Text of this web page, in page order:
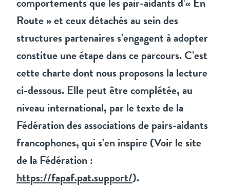
Route » et ceux détachés au sein des
structures partenaires s’engagent à adopter
constitue une étape dans ce parcours. C’est
cette charte dont nous proposons la lecture
ci-dessous. Elle peut être complétée, au
niveau international, par le texte de la
Fédération des associations de pairs-aidants
francophones, qui s’en inspire (Voir le site
de la Fédération :
https://fapaf.pat.support/).